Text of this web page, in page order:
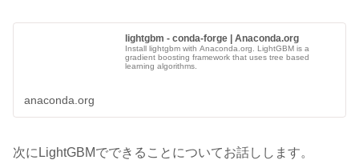
lightgbm - conda-forge | Anaconda.org
Install lightgbm with Anaconda.org. LightGBM is a
gradient boosting framework that uses tree based
learning algorithms.
anaconda.org
次にLightGBMでできることについてお話しします。